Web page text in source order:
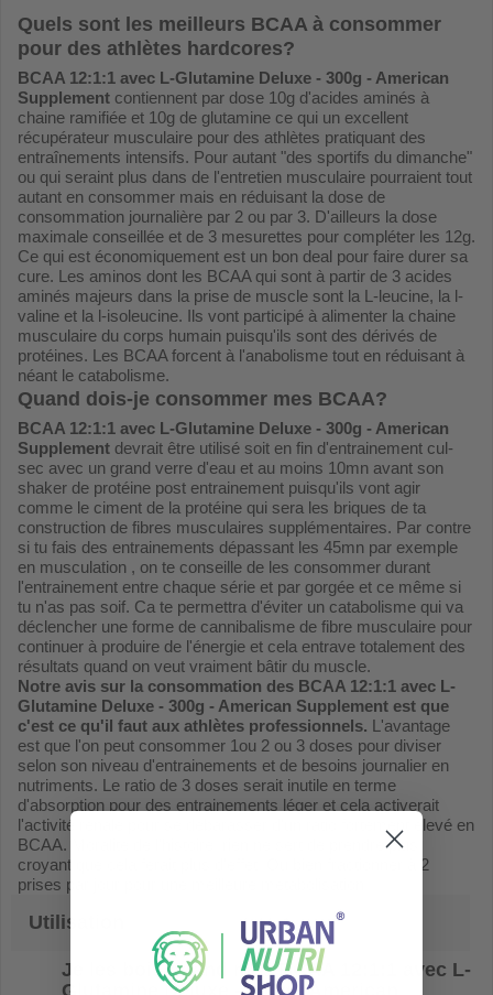
Quels sont les meilleurs BCAA à consommer
pour des athlètes hardcores?
BCAA 12:1:1 avec L-Glutamine Deluxe - 300g - American
Supplement contiennent par dose 10g d'acides aminés à
chaine ramifiée et 10g de glutamine ce qui un excellent
récupérateur musculaire pour des athlètes pratiquant des
entraînements intensifs. Pour autant "des sportifs du dimanche"
ou qui seraint plus dans de l'entretien musculaire pourraient tout
autant en consommer mais en réduisant la dose de
consommation journalière par 2 ou par 3. D'ailleurs la dose
maximale conseillée et de 3 mesurettes pour compléter les 12g.
Ce qui est économiquement est un bon deal pour faire durer sa
cure. Les aminos dont les BCAA qui sont à partir de 3 acides
aminés majeurs dans la prise de muscle sont la L-leucine, la l-
valine et la l-isoleucine. Ils vont participé à alimenter la chaine
musculaire du corps humain puisqu'ils sont des dérivés de
protéines. Les BCAA forcent à l'anabolisme tout en réduisant à
néant le catabolisme.
Quand dois-je consommer mes BCAA?
BCAA 12:1:1 avec L-Glutamine Deluxe - 300g - American
Supplement devrait être utilisé soit en fin d'entrainement cul-
sec avec un grand verre d'eau et au moins 10mn avant son
shaker de protéine post entrainement puisqu'ils vont agir
comme le ciment de la protéine qui sera les briques de ta
construction de fibres musculaires supplémentaires. Par contre
si tu fais des entrainements dépassant les 45mn par exemple
en musculation , on te conseille de les consommer durant
l'entrainement entre chaque série et par gorgée et ce même si
tu n'as pas soif. Ca te permettra d'éviter un catabolisme qui va
déclencher une forme de cannibalisme de fibre musculaire pour
continuer à produire de l'énergie et cela entrave totalement des
résultats quand on veut vraiment bâtir du muscle.
Notre avis sur la consommation des BCAA 12:1:1 avec L-
Glutamine Deluxe - 300g - American Supplement est que
c'est ce qu'il faut aux athlètes professionnels. L'avantage
est que l'on peut consommer 1ou 2 ou 3 doses pour diviser
selon son niveau d'entrainements et de besoins journalier en
nutriments. Le ratio de 3 doses serait inutile en terme
d'absorption pour des entrainements léger et cela activerait
l'activité rénale pour se débarasser d'un ratio fortement élevé en
BCAA. Moralité de l'histoire, rien ne sert de prendre plus
croyant que cela ferait plus d'effet. Ou bien fractionner à 2
prises par jour pour une meilleure métabolisation.
Utilisation
Je les bois quand mesBCAA 12:1:1 avec L-